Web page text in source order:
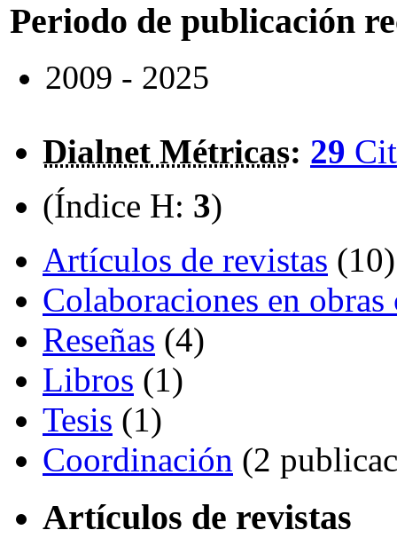
Periodo de publicación
2009 - 2025
Dialnet Métricas: 29
(Índice H: 3)
Artículos de revistas (10)
Colaboraciones en
Reseñas (4)
Libros (1)
Tesis (1)
Coordinación (2
Artículos de revistas